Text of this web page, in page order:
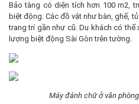
Bảo tàng có diện tích hơn 100 m2,
biệt động. Các đồ vật như bàn, ghế,
trang trí gần như cũ. Du khách có
lượng biệt động Sài Gòn trên tường.
Máy đánh chữ ở văn